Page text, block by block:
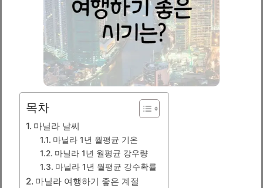
목차
마닐라 날씨
마닐라 1년 월평균 기온
마닐라 1년 월평균 강우량
마닐라 1년 월평균 강수확률
마닐라 여행하기 좋은 계절